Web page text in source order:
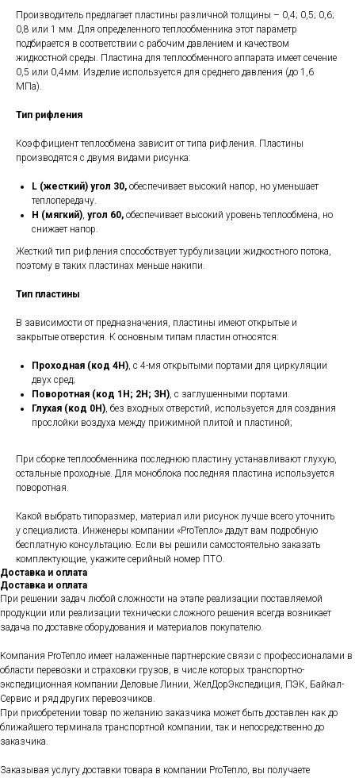
Производитель предлагает пластины различной толщины – 0,4; 0,5; 0,6;
0,8 или 1 мм. Для определенного теплообменника этот параметр
подбирается в соответствии с рабочим давлением и качеством
жидкостной среды. Пластина для теплообменного аппарата имеет сечение
0,5 или 0,4мм. Изделие используется для среднего давления (до 1,6
МПа).
Тип рифления
Коэффициент теплообмена зависит от типа рифления. Пластины
производятся с двумя видами рисунка:
L (жесткий) угол 30, обеспечивает высокий напор, но уменьшает
теплопередачу.
H (мягкий), угол 60, обеспечивает высокий уровень теплообмена, но
снижает напор.
Жесткий тип рифления способствует турбулизации жидкостного потока,
поэтому в таких пластинах меньше накипи.
Тип пластины
В зависимости от предназначения, пластины имеют открытые и
закрытые отверстия. К основным типам пластин относятся:
Проходная (код 4H), с 4-мя открытыми портами для циркуляции
двух сред;
Поворотная (код 1H; 2H; 3H), с заглушенными портами.
Глухая (код 0H), без входных отверстий, используется для создания
прослойки воздуха между прижимной плитой и пластиной;
При сборке теплообменника последнюю пластину устанавливают глухую,
остальные проходные. Для моноблока последняя пластина используется
поворотная.
Какой выбрать типоразмер, материал или рисунок лучше всего уточнить
у специалиста. Инженеры компании «ProТепло» дадут вам подробную
бесплатную консультацию. Если вы решили самостоятельно заказать
комплектующие, укажите серийный номер ПТО.
Доставка и оплата
Доставка и оплата
При решении задач любой сложности на этапе реализации поставляемой
продукции или реализации технически сложного решения всегда возникает
задача по доставке оборудования и материалов покупателю.
Компания ProТепло имеет налаженные партнерские связи с профессионалами в
области перевозки и страховки грузов, в числе которых транспортно-
экспедиционная компании Деловые Линии, ЖелДорЭкспедиция, ПЭК, Байкал-
Сервис и ряд других перевозчиков.
При приобретении товар по желанию заказчика может быть доставлен как до
ближайшего терминала транспортной компании, так и непосредственно до
заказчика.
Заказывая услугу доставки товара в компании ProТепло, вы получаете